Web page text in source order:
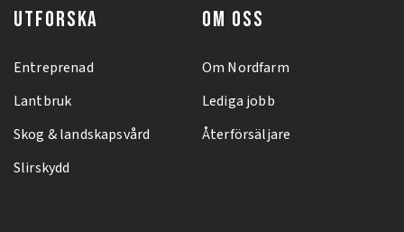
UTFORSKA
Entreprenad
Lantbruk
Skog & landskapsvård
Slirskydd
OM OSS
Om Nordfarm
Lediga jobb
Återförsäljare